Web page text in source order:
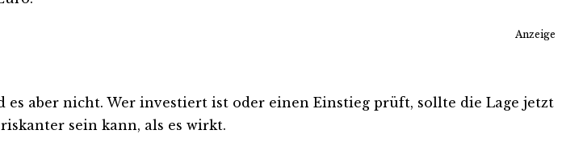
Anzeige
aber nicht. Wer investiert ist oder einen Einstieg prüft, sollte die Lage jetzt
sein kann, als es wirkt.